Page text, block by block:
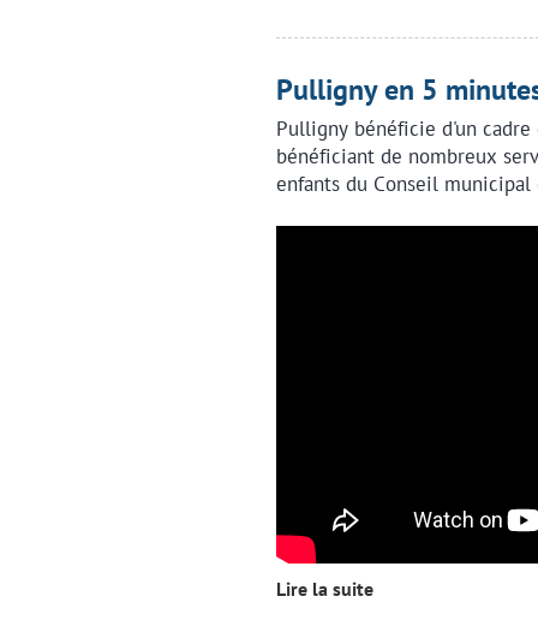
Pulligny en 5
Pulligny bénéficie d'un
bénéficiant de nombreux
enfants du Conseil
Lire la suite